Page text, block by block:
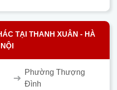
TẠI THANH XUÂN - HÀ
NỘI
Phường Thượng
Đình